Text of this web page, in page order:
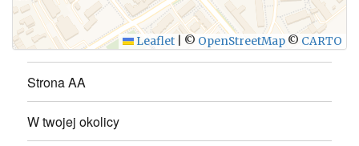
Leaflet © OpenStreetMap © CARTO
Strona AA
W twojej okolicy